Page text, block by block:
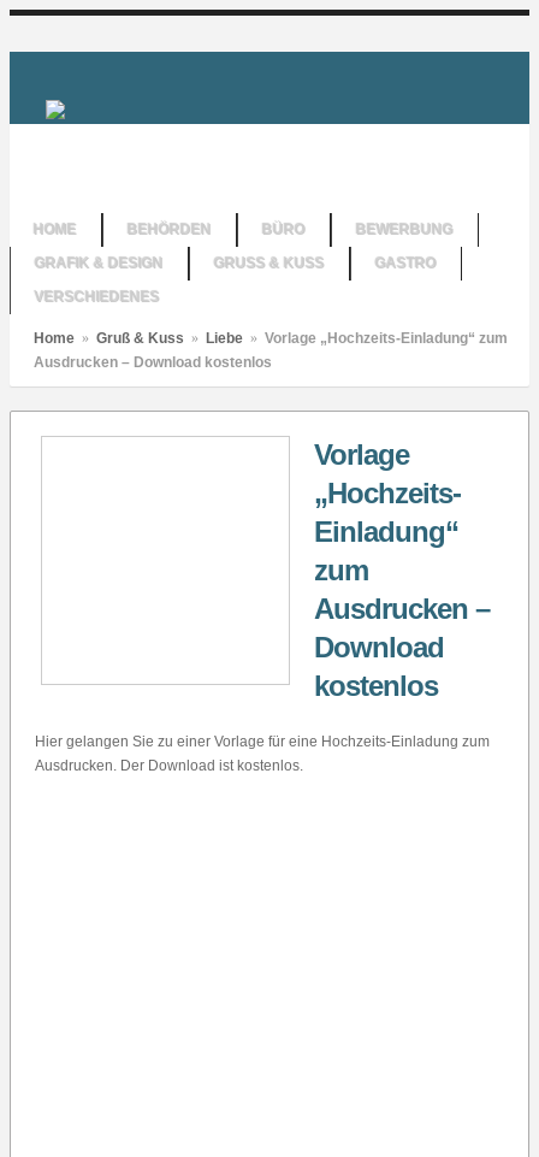
HOME BEHÖRDEN BÜRO
BEWERBUNG
GRAFIK & DESIGN
GRUSS & KUSS
GASTRO
VERSCHIEDENES
Home » Gruß & Kuss » Liebe » Vorlage „Hochzeits-Einladung“ zum
Ausdrucken – Download kostenlos
Vorlage
„Hochzeits-
Einladung“
zum
Ausdrucken –
Download
kostenlos
Hier gelangen Sie zu einer Vorlage für eine Hochzeits-Einladung zum
Ausdrucken. Der Download ist kostenlos.